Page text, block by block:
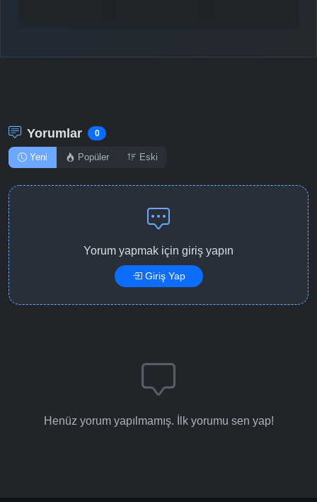
Yorumlar 0
Yeni Popüler Eski
Yorum yapmak için giriş yapın
Giriş Yap
Henüz yorum yapılmamış. İlk yorumu sen yap!